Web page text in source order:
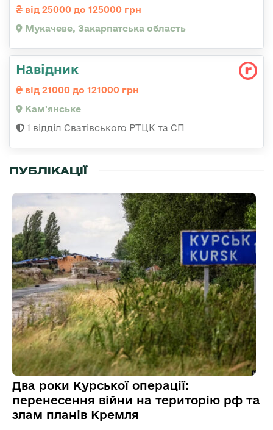
від 25000 до 125000 грн
Мукачеве, Закарпатська область
Навідник
від 21000 до 121000 грн
Кам'янське
1 відділ Сватівського РТЦК та СП
ПУБЛІКАЦІЇ
Два роки Курської операції:
перенесення війни на територію рф та
злам планів Кремля